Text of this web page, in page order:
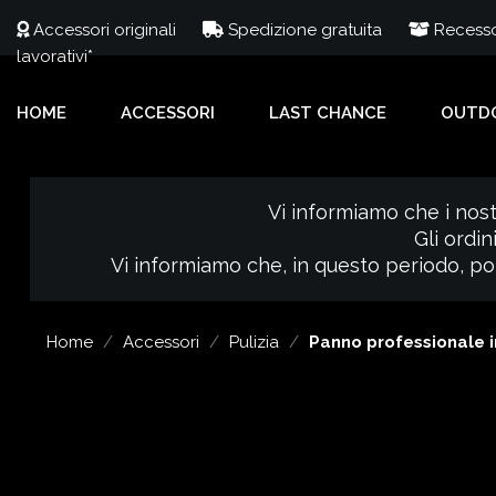
Accessori originali Spedizione gratuita
lavorativi*
HOME ACCESSORI LAST CHANCE
Vi informiamo che i
Gli
Vi informiamo che, in questo periodo,
Home Accessori Pulizia Panno professionale